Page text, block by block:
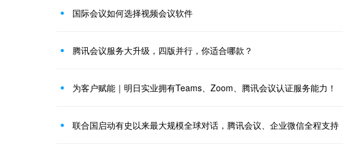
国际会议如何选择视频会议软件
腾讯会议服务大升级，四版并行，你适合哪款？
为客户赋能｜明日实业拥有Teams、Zoom、腾讯会议认证服务能力！
联合国启动有史以来最大规模全球对话，腾讯会议、企业微信全程支持